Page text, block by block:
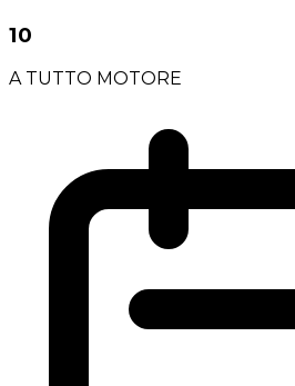
10
A TUTTO MOTORE